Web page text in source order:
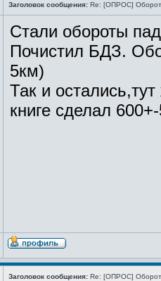
Заголовок сообщения: Re: [ОПРОС]
Стали обороты
Почистил БДЗ.
5км)
Так и
книге сделал
Заголовок сообщения: Re: [ОПРОС]